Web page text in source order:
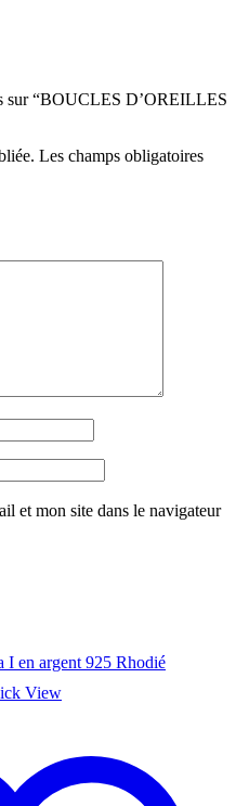
sur “BOUCLES D’OREILLES
Les champs obligatoires
et mon site dans le navigateur
View